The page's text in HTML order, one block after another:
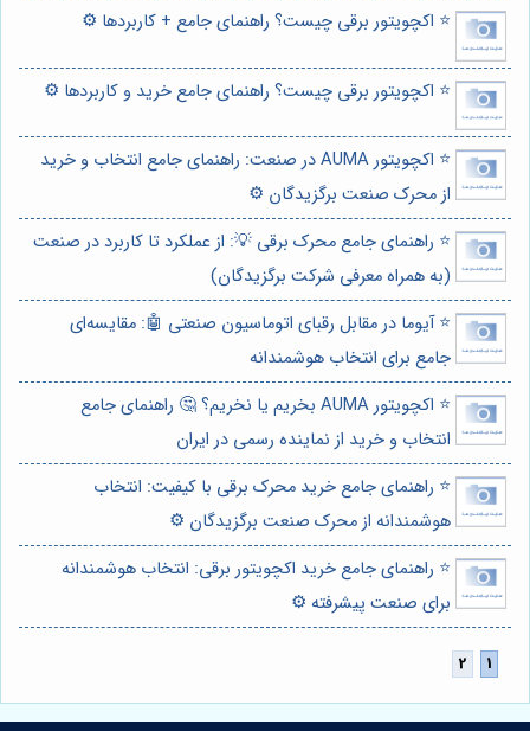
⭐️ اکچویتور برقی چیست؟ راهنمای جامع + کاربردها ⚙️
⭐️ اکچویتور برقی چیست؟ راهنمای جامع خرید و کاربردها ⚙️
⭐️ اکچویتور AUMA در صنعت: راهنمای جامع انتخاب و خرید
از محرک صنعت برگزیدگان ⚙️
⭐️ راهنمای جامع محرک برقی 💡: از عملکرد تا کاربرد در صنعت
(به همراه معرفی شرکت برگزیدگان)
⭐️ آیوما در مقابل رقبای اتوماسیون صنعتی 🤖: مقایسه‌ای
جامع برای انتخاب هوشمندانه
⭐️ اکچویتور AUMA بخریم یا نخریم؟ 🤔 راهنمای جامع
انتخاب و خرید از نماینده رسمی در ایران
⭐️ راهنمای جامع خرید محرک برقی با کیفیت: انتخاب
هوشمندانه از محرک صنعت برگزیدگان ⚙️
⭐️ راهنمای جامع خرید اکچویتور برقی: انتخاب هوشمندانه
برای صنعت پیشرفته ⚙️